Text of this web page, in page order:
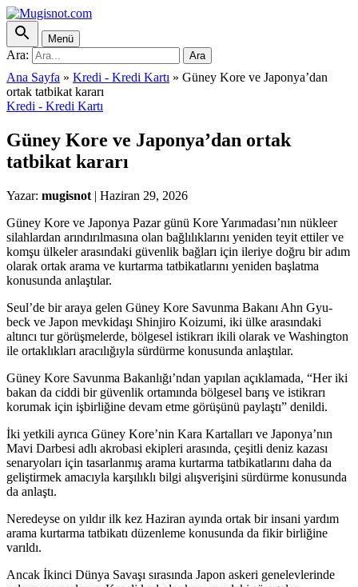
Menü
Ara: Ara
Ana Sayfa » Kredi - Kredi Kartı » Güney Kore ve Japonya’dan
ortak tatbikat kararı
Kredi - Kredi Kartı
Güney Kore ve Japonya’dan ortak
tatbikat kararı
Yazar: mugisnot | Haziran 29, 2026
Güney Kore ve Japonya Pazar günü Kore Yarımadası’nın nükleer
silahlardan arındırılmasına olan bağlılıklarını yeniden teyit ettiler ve
komşu ülkeler arasındaki güvenlik bağları için ileriye doğru bir adım
olarak ortak arama ve kurtarma tatbikatlarını yeniden başlatma
konusunda anlaştılar.
Seul’de bir araya gelen Güney Kore Savunma Bakanı Ahn Gyu-
beck ve Japon mevkidaşı Shinjiro Koizumi, iki ülke arasındaki
altıncı tur görüşmelerde, bölgesel istikrarı ikili olarak ve Washington
ile ortaklıkları aracılığıyla sürdürme konusunda anlaştılar.
Güney Kore Savunma Bakanlığı’ndan yapılan açıklamada, “Her iki
bakan da ciddi bir güvenlik ortamında bölgesel barış ve istikrarı
korumak için işbirliğine devam etme görüşünü paylaştı” denildi.
İki yetkili ayrıca Güney Kore’nin Kara Kartalları ve Japonya’nın
Mavi Darbesi adlı akrobasi ekipleri arasında, çeşitli deniz kazası
senaryoları için tasarlanmış arama kurtarma tatbikatlarını daha da
geliştirmek amacıyla karşılıklı bilgi alışverişini sürdürme konusunda
da anlaştı.
Neredeyse on yıldır ilk kez Haziran ayında ortak bir insani yardım
arama kurtarma tatbikatı düzenleme konusunda da fikir birliğine
varıldı.
Ancak İkinci Dünya Savaşı sırasında Japon askeri genelevlerinde